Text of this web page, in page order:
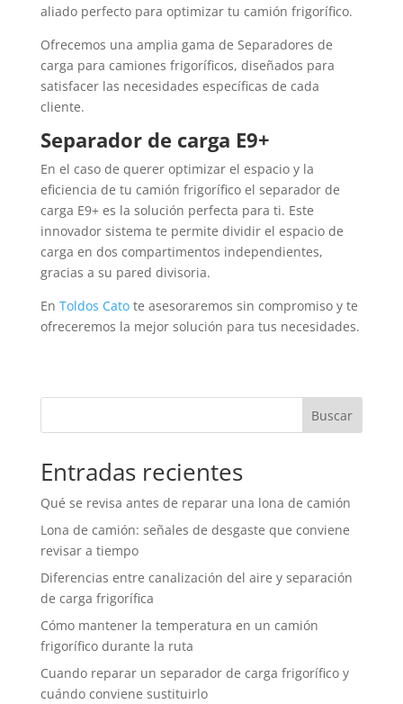
aliado perfecto para optimizar tu camión frigorífico.
Ofrecemos una amplia gama de Separadores de
carga para camiones frigoríficos, diseñados para
satisfacer las necesidades específicas de cada
cliente.
Separador de carga E9+
En el caso de querer optimizar el espacio y la
eficiencia de tu camión frigorífico el separador de
carga E9+ es la solución perfecta para ti. Este
innovador sistema te permite dividir el espacio de
carga en dos compartimentos independientes,
gracias a su pared divisoria.
En Toldos Catote asesoraremos sin compromiso y te
ofreceremos la mejor solución para tus necesidades.
Buscar
Entradas recientes
Qué se revisa antes de reparar una lona de camión
Lona de camión: señales de desgaste que conviene
revisar a tiempo
Diferencias entre canalización del aire y separación
de carga frigorífica
Cómo mantener la temperatura en un camión
frigorífico durante la ruta
Cuando reparar un separador de carga frigorífico y
cuándo conviene sustituirlo